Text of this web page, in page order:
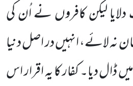
لیکن کافروں نے اُن کی
نہ لائے، انہیں در اصل دنیا
دیا۔ کفار کا یہ اقرار اس